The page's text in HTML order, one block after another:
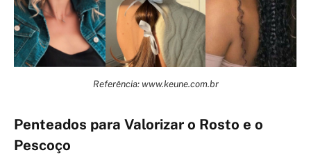
Referência: www.keune.com.br
Penteados para Valorizar o Rosto e o
Pescoço